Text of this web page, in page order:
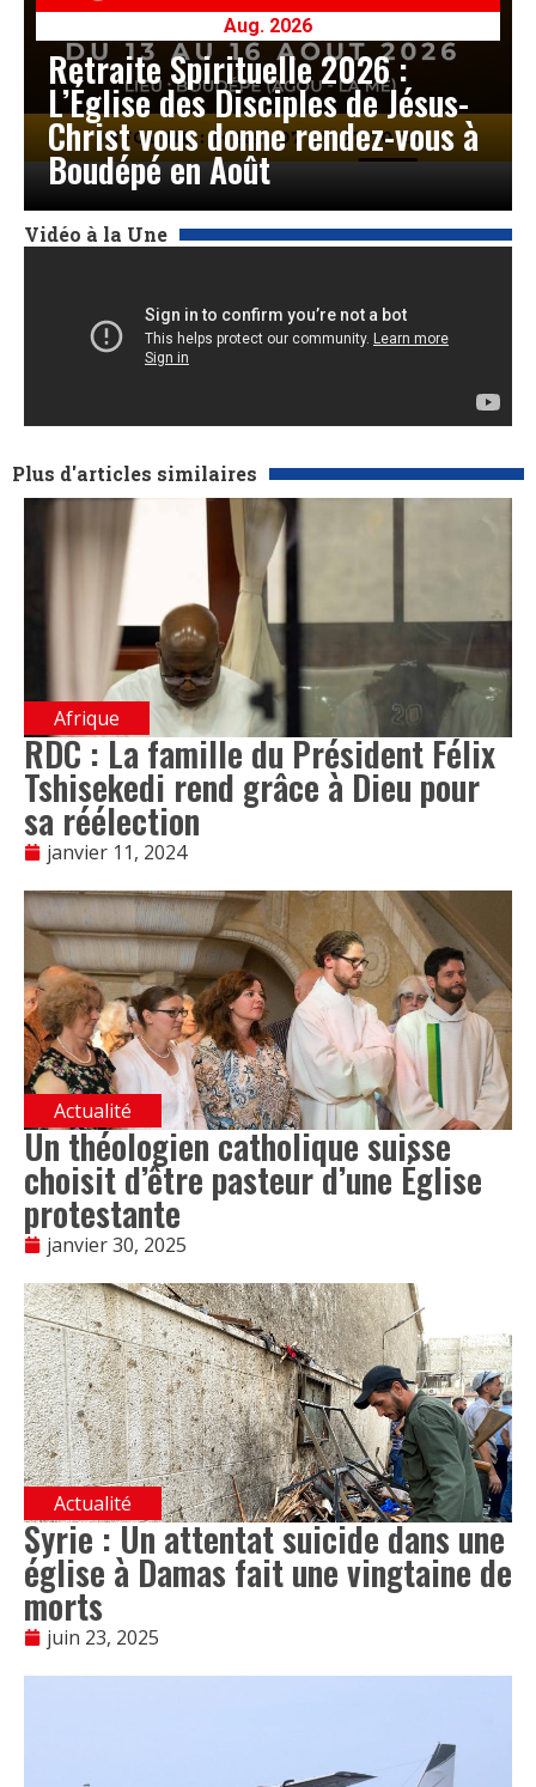
Aug. 2026
Retraite Spirituelle 2026 :
L’Église des Disciples de Jésus-
Christ vous donne rendez-vous à
Boudépé en Août
Vidéo à la Une
Plus d'articles similaires
Afrique
RDC : La famille du Président Félix
Tshisekedi rend grâce à Dieu pour
sa réélection
janvier 11, 2024
Actualité
Un théologien catholique suisse
choisit d’être pasteur d’une Église
protestante
janvier 30, 2025
Actualité
Syrie : Un attentat suicide dans une
église à Damas fait une vingtaine de
morts
juin 23, 2025